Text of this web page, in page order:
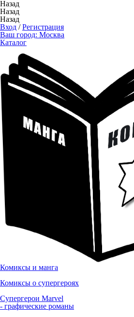
Назад
Назад
Назад
Вход /Регистрация
Ваш город: Москва
Каталог
Комиксы и манга
Комиксы о супергероях
Супергерои Marvel
- графические романы